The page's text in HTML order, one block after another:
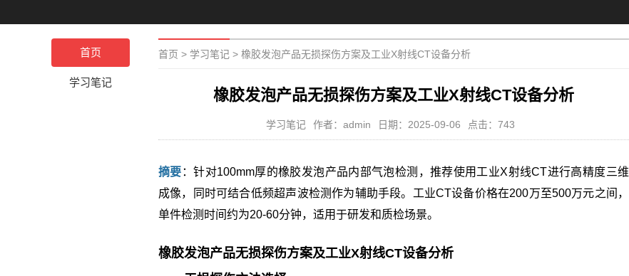
首页
学习笔记
首页 > 学习笔记 > 橡胶发泡产品无损探伤方案及工业X射线CT设备分析
橡胶发泡产品无损探伤方案及工业X射线CT设备分析
学习笔记 作者：admin 日期：2025-09-06 点击：743
摘要 ：针对100mm厚的橡胶发泡产品内部气泡检测，推荐使用工业X射线CT进行高精度三维
成像，同时可结合低频超声波检测作为辅助手段。工业CT设备价格在200万至500万元之间，
单件检测时间约为20-60分钟，适用于研发和质检场景。
橡胶发泡产品无损探伤方案及工业X射线CT设备分析